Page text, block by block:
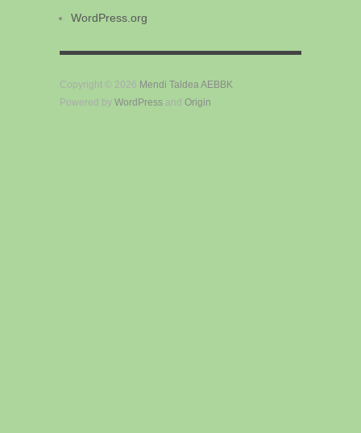
WordPress.org
Copyright © 2026 Mendi Taldea AEBBK
Powered by WordPress and Origin